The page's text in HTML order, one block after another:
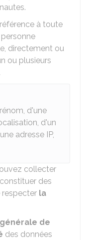
à toute
directement ou
ou plusieurs
d'une
d'un
adresse IP,
collecter
des
respecter la
de
des données